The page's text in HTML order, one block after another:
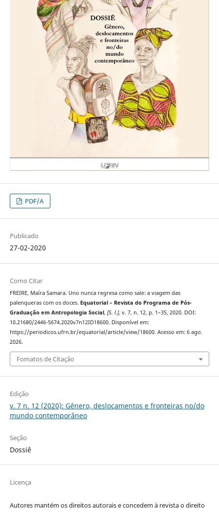
PDF/A
Publicado
27-02-2020
Como Citar
FREIRE, Maíra Samara. Uno nunca regresa como sale: a viagem das
palenqueras com os doces. Equatorial – Revista do Programa de Pós-
Graduação em Antropologia Social, [S. l.], v. 7, n. 12, p. 1–35, 2020. DOI:
10.21680/2446-5674.2020v7n12ID18600. Disponível em:
https://periodicos.ufrn.br/equatorial/article/view/18600. Acesso em: 6 ago.
2026.
Fomatos de Citação
Edição
v. 7 n. 12 (2020): Gênero, deslocamentos e fronteiras no/do
mundo contemporâneo
Seção
Dossiê
Licença
Autores mantém os direitos autorais e concedem à revista o direito